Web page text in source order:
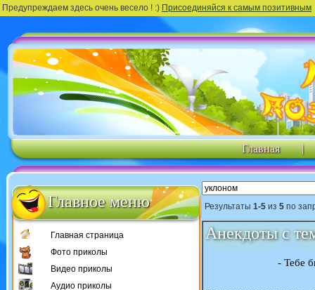
Предупреждаем здесь очень весело ! :) Присоединяйся к самым позитивным
Главная |
Главное меню
Главная страница
Фото приколы
Видео приколы
Аудио приколы
Результаты 1-5 из 5 по
Анекдоты с
- Тебе